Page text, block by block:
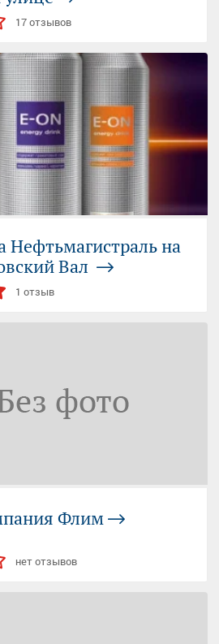
17 отзывов
улица, 42 ст22
— показать
Нефтьмагистраль на
Вал
1 отзыв
улица, вл4а
Флим
нет отзывов